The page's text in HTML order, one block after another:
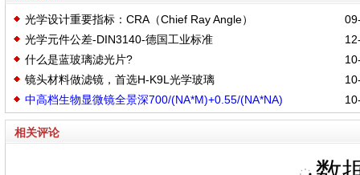
光学设计重要指标：CRA（Chief Ray Angle）
光学元件公差-DIN3140-德国工业标准
什么是蓝玻璃滤光片?
镜头材料做滤镜，首选H-K9L光学玻璃
中高档生物显微镜全景深700/(NA*M)+0.55/(NA*NA)
相关评论